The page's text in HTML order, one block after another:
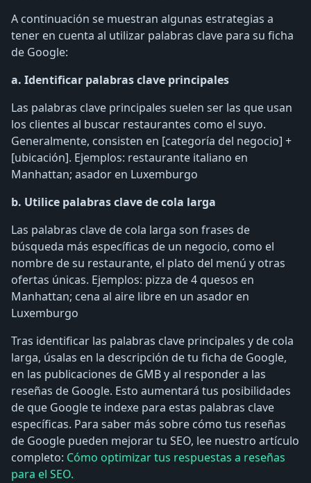
A continuación se muestran algunas estrategias a
tener en cuenta al utilizar palabras clave para su ficha
de Google:
a. Identificar palabras clave principales
Las palabras clave principales suelen ser las que usan
los clientes al buscar restaurantes como el suyo.
Generalmente, consisten en [categoría del negocio] +
[ubicación]. Ejemplos: restaurante italiano en
Manhattan; asador en Luxemburgo
b. Utilice palabras clave de cola larga
Las palabras clave de cola larga son frases de
búsqueda más específicas de un negocio, como el
nombre de su restaurante, el plato del menú y otras
ofertas únicas. Ejemplos: pizza de 4 quesos en
Manhattan; cena al aire libre en un asador en
Luxemburgo
Tras identificar las palabras clave principales y de cola
larga, úsalas en la descripción de tu ficha de Google,
en las publicaciones de GMB y al responder a las
reseñas de Google. Esto aumentará tus posibilidades
de que Google te indexe para estas palabras clave
específicas. Para saber más sobre cómo tus reseñas
de Google pueden mejorar tu SEO, lee nuestro artículo
completo: Cómo optimizar tus respuestas a reseñas
para el SEO.